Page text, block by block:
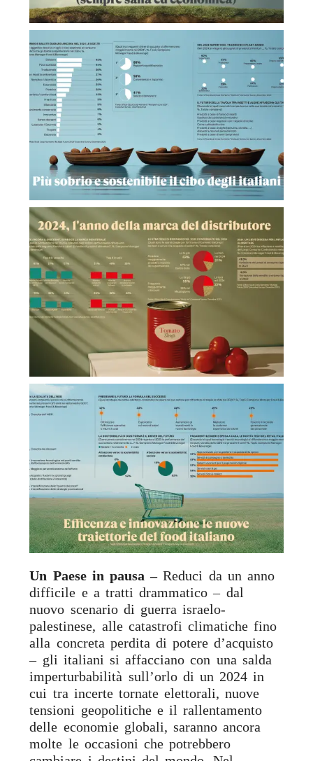
Un Paese in pausa –Reduci da un anno
difficile e a tratti drammatico – dal
nuovo scenario di guerra israelo-
palestinese, alle catastrofi climatiche fino
alla concreta perdita di potere d’acquisto
– gli italiani si affacciano con una salda
imperturbabilità sull’orlo di un 2024 in
cui tra incerte tornate elettorali, nuove
tensioni geopolitiche e il rallentamento
delle economie globali, saranno ancora
molte le occasioni che potrebbero